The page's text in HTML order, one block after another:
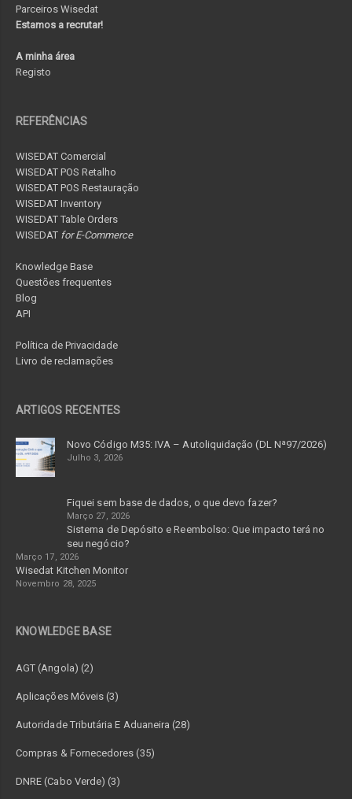
Parceiros Wisedat
Estamos a recrutar!
A minha área
Registo
REFERÊNCIAS
WISEDAT Comercial
WISEDAT POS Retalho
WISEDAT POS Restauração
WISEDAT Inventory
WISEDAT Table Orders
WISEDAT for E-Commerce
Knowledge Base
Questões frequentes
Blog
API
Política de Privacidade
Livro de reclamações
ARTIGOS RECENTES
Novo Código M35: IVA – Autoliquidação (DL Nª97/2026)
Julho 3, 2026
Fiquei sem base de dados, o que devo fazer?
Março 27, 2026
Sistema de Depósito e Reembolso: Que impacto terá no
seu negócio?
Março 17, 2026
Wisedat Kitchen Monitor
Novembro 28, 2025
KNOWLEDGE BASE
AGT (Angola) (2)
Aplicações Móveis (3)
Autoridade Tributária E Aduaneira (28)
Compras & Fornecedores (35)
DNRE (Cabo Verde) (3)